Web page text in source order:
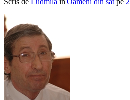
Scris de Ludmila în Oameni din sat pe